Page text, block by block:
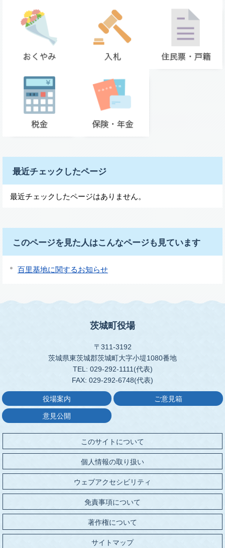
最近チェックしたページ
最近チェックしたページはありません。
このページを見た人はこんなページも見ています
百里基地に関するお知らせ
茨城町役場
〒311-3192
茨城県東茨城郡茨城町大字小堤1080番地
TEL: 029-292-1111(代表)
FAX: 029-292-6748(代表)
役場案内 ご意見箱
意見公開
このサイトについて
個人情報の取り扱い
ウェブアクセシビリティ
免責事項について
著作権について
サイトマップ